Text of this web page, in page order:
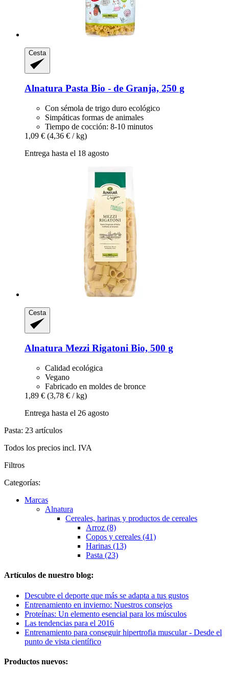
Cesta
Alnatura Pasta Bio -​ de Granja, 250 g
Con sémola de trigo duro ecológico
Simpáticas formas de animales
Tiempo de cocción: 8-10 minutos
1,09 € (4,36 € / kg)
Entrega hasta el 18 agosto
Cesta
Alnatura Mezzi Rigatoni Bio, 500 g
Calidad ecológica
Vegano
Fabricado en moldes de bronce
1,89 € (3,78 € / kg)
Entrega hasta el 26 agosto
Pasta: 23 artículos
Todos los precios incl. IVA
Filtros
Categorías:
Marcas
Alnatura
Cereales, harinas y productos de cereales
Arroz (8)
Copos y cereales (41)
Harinas (13)
Pasta (23)
Artículos de nuestro blog:
Descubre el deporte que más se adapta a tus gustos
Entrenamiento en invierno: Nuestros consejos
Proteínas: Un elemento esencial para los músculos
Las tendencias para el 2016
Entrenamiento para conseguir hipertrofia muscular - Desde el
punto de vista científico
Productos nuevos: